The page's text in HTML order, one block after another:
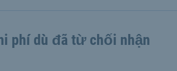
phí dù đã từ chối nhận